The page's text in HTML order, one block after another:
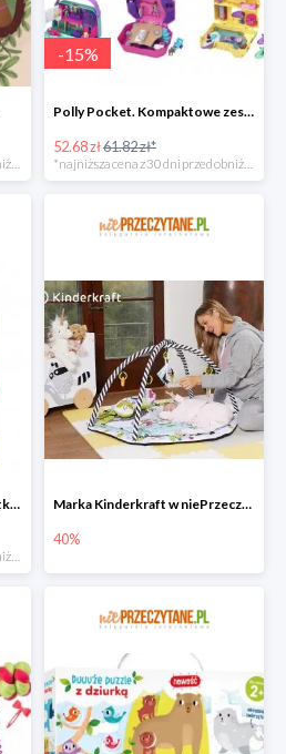
-15%
Polly Pocket. Kompaktowe zestawy FRY35, mix
52.68 zł61.82 zł*
Puzzle progresywne Zwierzątka na wsi
*najniższa cena z 30 dni przed obniżką
Marka Kinderkraft w niePrzeczytane.pl do -40%
40%